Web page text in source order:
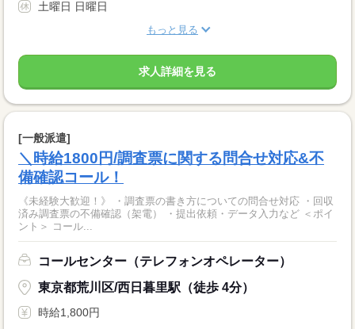
土曜日 日曜日
もっと見る
求人詳細を見る
[一般派遣]
＼時給1800円/調査票に関する問合せ対応&不
備確認コール！
《未経験大歓迎！》 ・調査票の書き方についての問合せ対応 ・回収
済み調査票の不備確認（架電） ・提出依頼・データ入力など ＜ポイ
ント＞ コール...
コールセンター（テレフォンオペレーター）
東京都荒川区/西日暮里駅（徒歩 4分）
時給1,800円